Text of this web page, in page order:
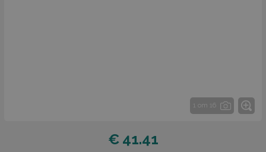
1 от 16
41.41
€